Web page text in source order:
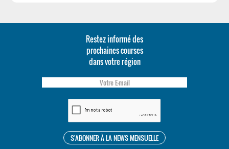
Restez informé des
prochaines courses
dans votre région